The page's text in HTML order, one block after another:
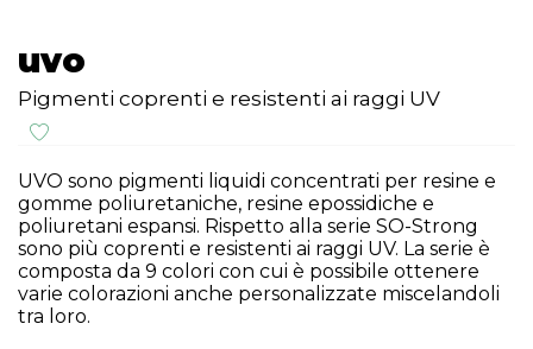
uvo
Pigmenti coprenti e resistenti ai raggi UV
UVO sono pigmenti liquidi concentrati per resine e
gomme poliuretaniche, resine epossidiche e
poliuretani espansi. Rispetto alla serie SO-Strong
sono più coprenti e resistenti ai raggi UV. La serie è
composta da 9 colori con cui è possibile ottenere
varie colorazioni anche personalizzate miscelandoli
tra loro.